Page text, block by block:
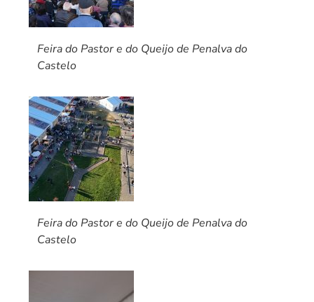
Feira do Pastor e do Queijo de Penalva do
Castelo
Feira do Pastor e do Queijo de Penalva do
Castelo